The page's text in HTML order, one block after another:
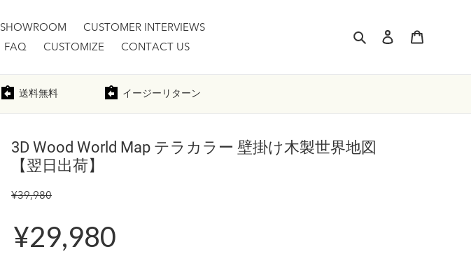
SHOWROOM
CUSTOMER INTERVIEWS
FAQ CUSTOMIZE CONTACT US
検索 ログイン
送料無料 イージー リターン
3D Wood World Map テラカラー 壁掛け木製世界地図
【翌日出荷】
¥39,980
¥29,980